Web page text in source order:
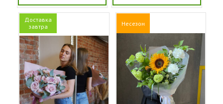
Доставка
завтра
Несезон